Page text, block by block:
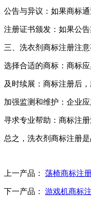
公告与异议：如果商标
注册证书颁发：如果公
三、洗衣剂商标注册注
选择合适的商标：商标
及时续展：商标注册后
加强监测和维护：企业
寻求专业帮助：商标注
总之，洗衣剂商标注册
上一产品： 荡椅商标注
下一产品： 游戏机商标